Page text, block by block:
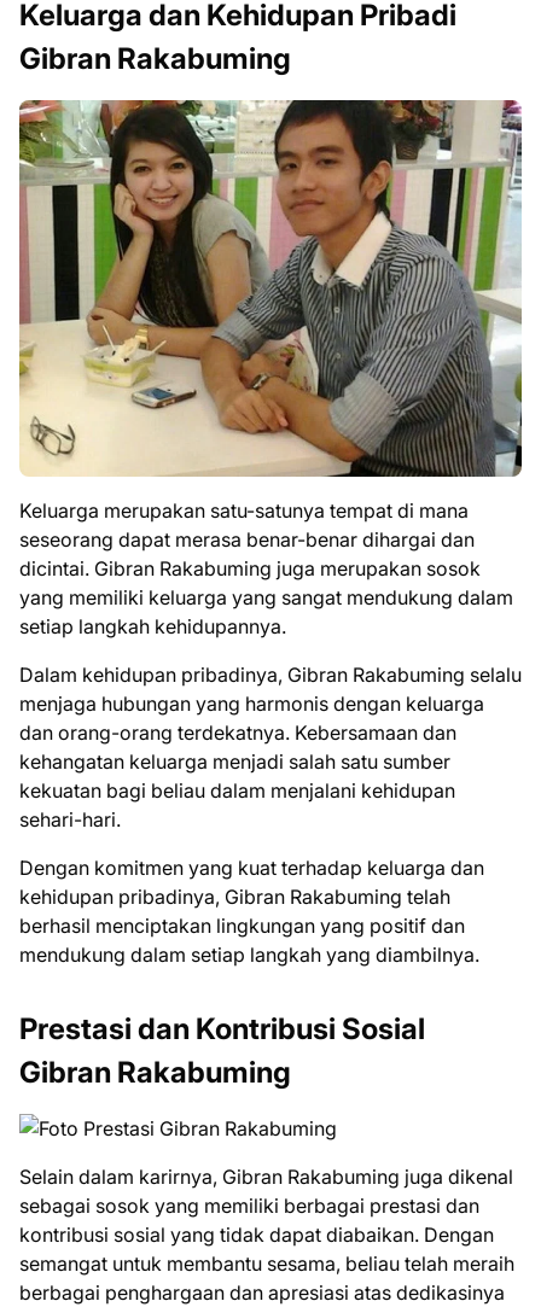
Keluarga dan Kehidupan Pribadi
Gibran Rakabuming
Keluarga merupakan satu-satunya tempat di mana
seseorang dapat merasa benar-benar dihargai dan
dicintai. Gibran Rakabuming juga merupakan sosok
yang memiliki keluarga yang sangat mendukung dalam
setiap langkah kehidupannya.
Dalam kehidupan pribadinya, Gibran Rakabuming selalu
menjaga hubungan yang harmonis dengan keluarga
dan orang-orang terdekatnya. Kebersamaan dan
kehangatan keluarga menjadi salah satu sumber
kekuatan bagi beliau dalam menjalani kehidupan
sehari-hari.
Dengan komitmen yang kuat terhadap keluarga dan
kehidupan pribadinya, Gibran Rakabuming telah
berhasil menciptakan lingkungan yang positif dan
mendukung dalam setiap langkah yang diambilnya.
Prestasi dan Kontribusi Sosial
Gibran Rakabuming
Selain dalam karirnya, Gibran Rakabuming juga dikenal
sebagai sosok yang memiliki berbagai prestasi dan
kontribusi sosial yang tidak dapat diabaikan. Dengan
semangat untuk membantu sesama, beliau telah meraih
berbagai penghargaan dan apresiasi atas dedikasinya